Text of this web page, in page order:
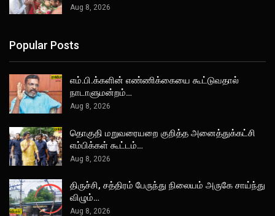
Aug 8, 2026
Popular Posts
எம்.பி.க்களின் எண்ணிக்கையை கூட்டுவதால்
நாடாளுமன்றம்…
Aug 8, 2026
தொகுதி மறுவரையறை குறித்த அனைத்துக்கட்சி
எம்பிக்கள் கூட்டம்…
Aug 8, 2026
திருச்சி, சத்திரம் பேருந்து நிலையம் அருகே சாய்ந்து
விழும்…
Aug 8, 2026